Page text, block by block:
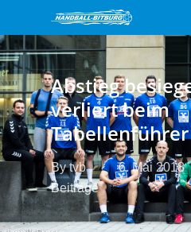
main
content
Abstieg
verliert beim
Tabellenführer
By tvb 6. Mai 2018
Beiträge